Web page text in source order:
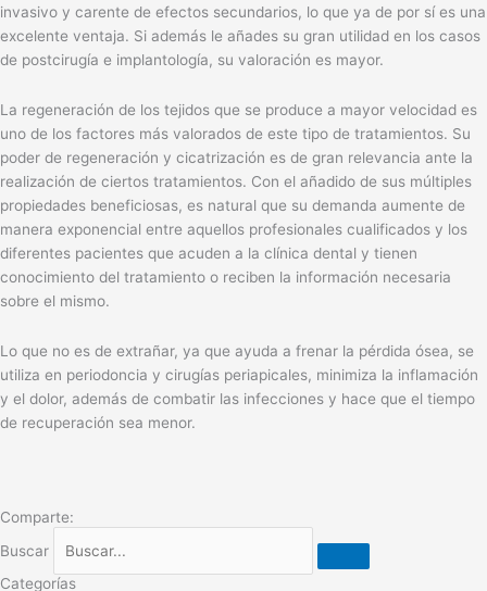
invasivo y carente de efectos secundarios, lo que ya de por sí es una
excelente ventaja. Si además le añades su gran utilidad en los casos
de postcirugía e implantología, su valoración es mayor.
La regeneración de los tejidos que se produce a mayor velocidad es
uno de los factores más valorados de este tipo de tratamientos. Su
poder de regeneración y cicatrización es de gran relevancia ante la
realización de ciertos tratamientos. Con el añadido de sus múltiples
propiedades beneficiosas, es natural que su demanda aumente de
manera exponencial entre aquellos profesionales cualificados y los
diferentes pacientes que acuden a la clínica dental y tienen
conocimiento del tratamiento o reciben la información necesaria
sobre el mismo.
Lo que no es de extrañar, ya que ayuda a frenar la pérdida ósea, se
utiliza en periodoncia y cirugías periapicales, minimiza la inflamación
y el dolor, además de combatir las infecciones y hace que el tiempo
de recuperación sea menor.
Comparte:
Buscar
Categorías